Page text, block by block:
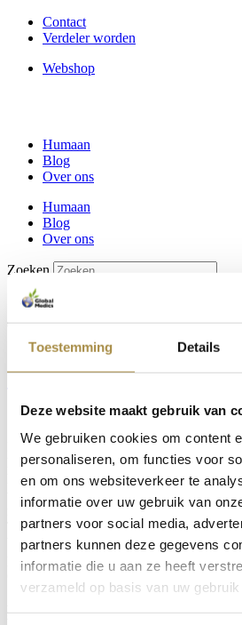
Toestemming Details
Deze website maakt gebruik van
We gebruiken cookies om content
personaliseren, om functies voor
en om ons websiteverkeer te
informatie over uw gebruik van
partners voor social media,
partners kunnen deze gegevens
informatie die u aan ze heeft
verzameld op basis van uw
naar
inhoud
Contact
Verdeler worden
Webshop
Humaan
Blog
Over ons
Humaan
Blog
Over ons
Zoeken
Tag:zomertips
Summer Essentials voor
In de zomer krijgt je paard te maken met
hitte, zweten en intensieve inspanning.
hydratatie, spierverzorging en verkoeling
warme dagen. Je ontdekt hoe
mineralenverlies aan te vullen, hoe een
T-Gel spieren kan ondersteunen na
bij het verzorgen van vermoeide benen.
producten van Global Medics zorg je
comfortabel en in balans doorkomt.
Blijf op de hoogte